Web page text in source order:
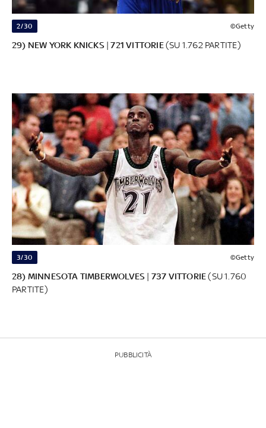
2/30 ©Getty
29) NEW YORK KNICKS| 721 VITTORIE(SU 1.762 PARTITE)
3/30 ©Getty
28) MINNESOTA TIMBERWOLVES | 737 VITTORIE(SU 1.760
PARTITE)
PUBBLICITÀ